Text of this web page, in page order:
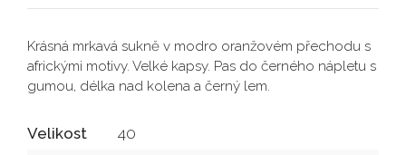
Krásná mrkavá sukně v modro oranžovém přechodu s
africkými motivy. Velké kapsy. Pas do černého nápletu s
gumou, délka nad kolena a černý lem.
Velikost
40